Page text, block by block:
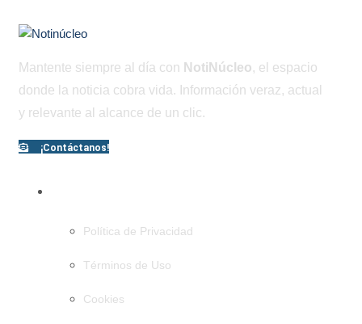
Mantente siempre al día con NotiNúcleo, el espacio
donde la noticia cobra vida. Información veraz, actual
y relevante al alcance de un clic.
¡Contáctanos!
Política de Privacidad
Términos de Uso
Cookies